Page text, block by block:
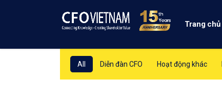
Trang chủ
All Diễn đàn CFO Hoạt động khác